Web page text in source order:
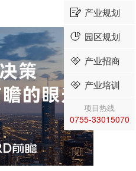
产业规划
园区规划
产业招商
产业培训
项目热线
0755-33015070